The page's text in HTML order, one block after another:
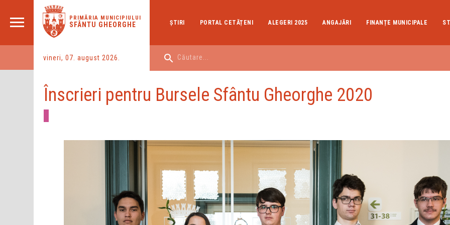
PRIMĂRIA MUNICIPIULUI
SFÂNTU GHEORGHE
vineri, 07. august 2026.
ŞTIRI PORTAL CETĂȚENI ALEGERI 2025 ANGAJĂRI FINANȚE MUNICIPALE
Înscrieri pentru Bursele Sfântu Gheorghe 2020